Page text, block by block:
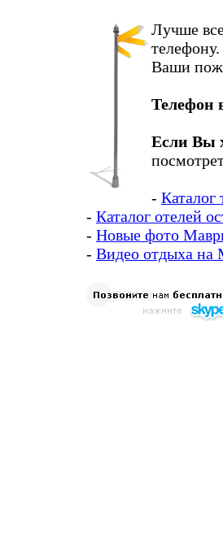
Лучше
Ваши
Телефон
Если Вы
-
- Каталог отелей
- Новые фото
- Видео отдыха на